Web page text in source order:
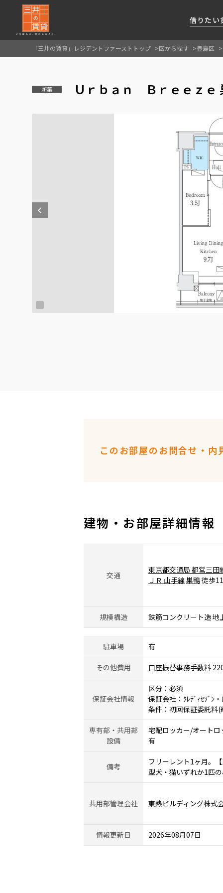
借りたい
私たちレジデントファーストの思いや
厳選した都心の上質な賃貸マンションを数多
賃貸運営をお考えのオーナー様に
分譲マンションのご購入、売却の
FIRST CHANNEL
レジデントファーストが提供する
「三井の賃貸」レジデントファーストトップ 区から探す 豊島区
新築 Ｕｒｂａｎ Ｂｒｅｅｚｅ
このお部屋のお問合せ・内
建物・お部屋詳細情報
交通
東京都交通局 都営三田
ＪＲ 山手線巣鴨徒歩
規模構造 鉄筋コンクリート造 地
駐車場 有
その他費用 口座振替事務手数料
保証会社情報
区分：必須
保証会社：ｸﾚﾃﾞｨｾｿﾞﾝ
条件：初回保証委託料
専有部・共用部
設備
宅配ロッカー/オート
有
備考
フリーレント1ヶ月。
型犬・猫いずれか1匹
共用部管理会社 東熱ビルディング株式
情報更新日 2026年08月07日